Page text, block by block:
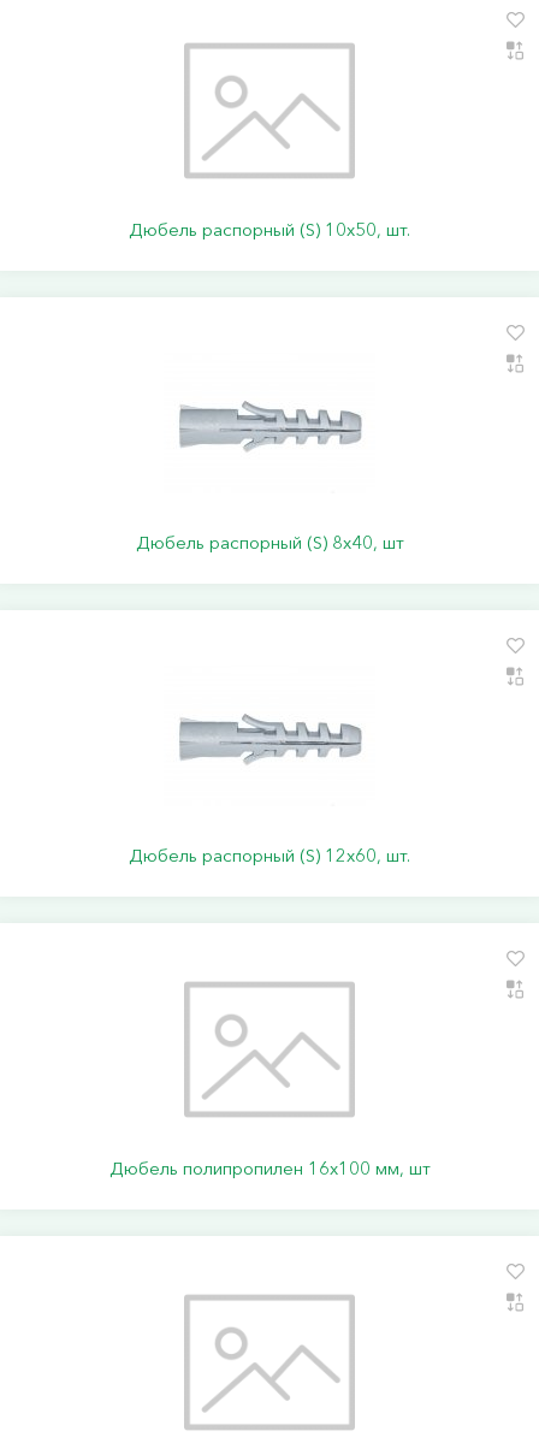
Дюбель распорный (S) 10х50, шт.
Дюбель распорный (S) 8х40, шт
Дюбель распорный (S) 12х60, шт.
Дюбель полипропилен 16х100 мм, шт